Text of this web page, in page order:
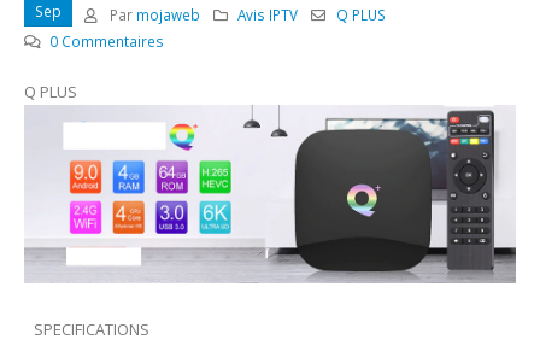
Sep Par mojaweb Avis IPTV
Q PLUS
0 Commentaires
Q PLUS
SPECIFICATIONS